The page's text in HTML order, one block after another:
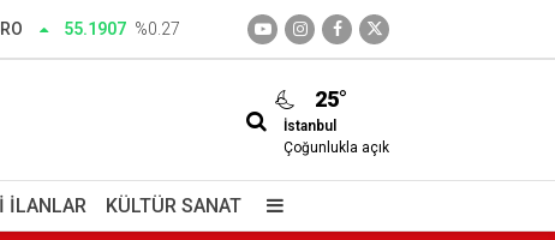
55.1907 %0.27
25°
İstanbul
Çoğunlukla açık
İLANLAR KÜLTÜR SANAT